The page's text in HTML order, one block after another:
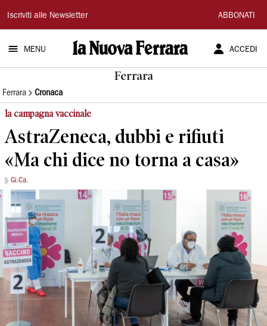
La
Nuova
Ferrara
Iscriviti alle Newsletter ABBONATI
MENU ACCEDI
Ferrara
Ferrara Cronaca
la campagna vaccinale
AstraZeneca, dubbi e rifiuti
«Ma chi dice no torna a casa»
Gi.Ca.